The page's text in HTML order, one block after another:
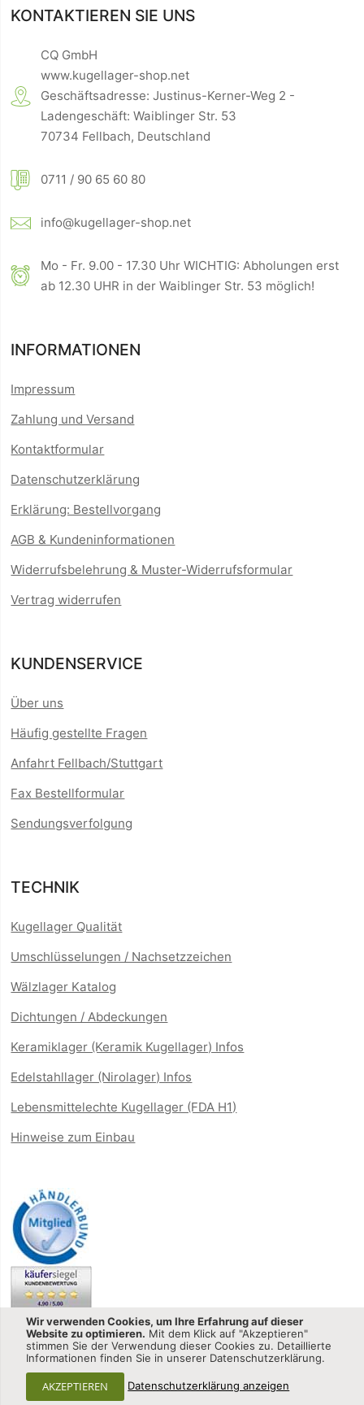
Wir verwenden Cookies, um Ihre Erfahrung auf dieser
Website zu optimieren. Mit dem Klick auf "Akzeptieren"
stimmen Sie der Verwendung dieser Cookies zu. Detaillierte
Informationen finden Sie in unserer Datenschutzerklärung.
AKZEPTIEREN Datenschutzerklärung anzeigen
KONTAKTIEREN SIE UNS
CQ GmbH
www.kugellager-shop.net
Geschäftsadresse: Justinus-Kerner-Weg 2 -
Ladengeschäft: Waiblinger Str. 53
70734 Fellbach, Deutschland
0711 / 90 65 60 80
info@kugellager-shop.net
Mo - Fr. 9.00 - 17.30 Uhr WICHTIG: Abholungen erst
ab 12.30 UHR in der Waiblinger Str. 53 möglich!
INFORMATIONEN
Impressum
Zahlung und Versand
Kontaktformular
Datenschutzerklärung
Erklärung: Bestellvorgang
AGB & Kundeninformationen
Widerrufsbelehrung & Muster-Widerrufsformular
Vertrag widerrufen
KUNDENSERVICE
Über uns
Häufig gestellte Fragen
Anfahrt Fellbach/Stuttgart
Fax Bestellformular
Sendungsverfolgung
TECHNIK
Kugellager Qualität
Umschlüsselungen / Nachsetzzeichen
Wälzlager Katalog
Dichtungen / Abdeckungen
Keramiklager (Keramik Kugellager) Infos
Edelstahllager (Nirolager) Infos
Lebensmittelechte Kugellager (FDA H1)
Hinweise zum Einbau
Reserved.